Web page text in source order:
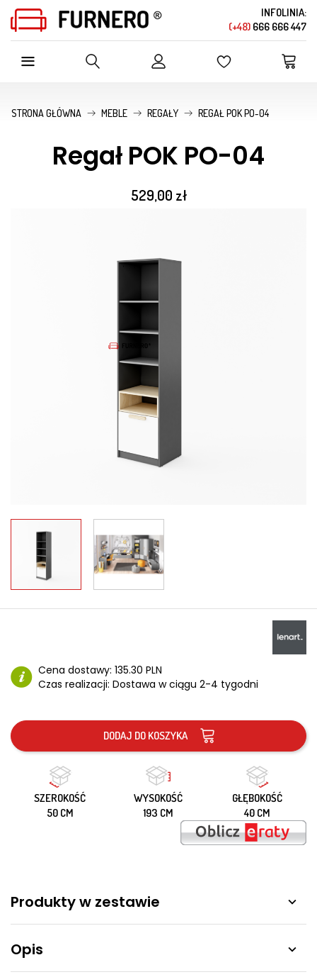
INFOLINIA:
(+48) 666 666 447
SZUKAJ W OFERCIE SKLEPU
STRONA GŁÓWNA MEBLE REGAŁY REGAŁ POK PO-04
Regał POK PO-04
529,00 zł
Cena dostawy: 135.30 PLN
Czas realizacji: Dostawa w ciągu 2-4 tygodni
DODAJ DO KOSZYKA
SZEROKOŚĆ
50 CM
WYSOKOŚĆ
193 CM
GŁĘBOKOŚĆ
40 CM
Produkty w zestawie 
Opis 